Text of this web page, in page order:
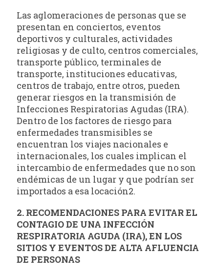
Las aglomeraciones de personas que se
presentan en conciertos, eventos
deportivos y culturales, actividades
religiosas y de culto, centros comerciales,
transporte público, terminales de
transporte, instituciones educativas,
centros de trabajo, entre otros, pueden
generar riesgos en la transmisión de
Infecciones Respiratorias Agudas (IRA).
Dentro de los factores de riesgo para
enfermedades transmisibles se
encuentran los viajes nacionales e
internacionales, los cuales implican el
intercambio de enfermedades que no son
endémicas de un lugar y que podrían ser
importados a esa locación2.
2. RECOMENDACIONES PARA EVITAR EL
CONTAGIO DE UNA INFECCIÓN
RESPIRATORIA AGUDA (IRA), EN LOS
SITIOS Y EVENTOS DE ALTA AFLUENCIA
DE PERSONAS